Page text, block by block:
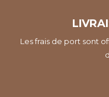
Les frais de port sont